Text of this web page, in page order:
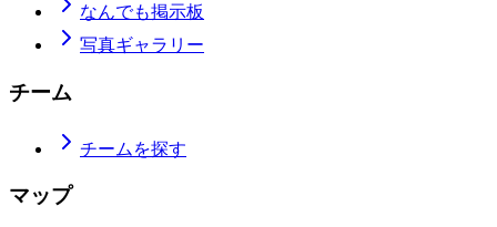
なんでも掲示板
写真ギャラリー
チーム
チームを探す
マップ